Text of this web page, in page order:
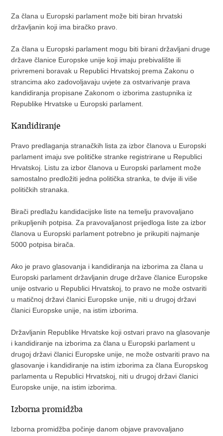
Za člana u Europski parlament može biti biran hrvatski
državljanin koji ima biračko pravo.
Za člana u Europski parlament mogu biti birani državljani druge
države članice Europske unije koji imaju prebivalište ili
privremeni boravak u Republici Hrvatskoj prema Zakonu o
strancima ako zadovoljavaju uvjete za ostvarivanje prava
kandidiranja propisane Zakonom o izborima zastupnika iz
Republike Hrvatske u Europski parlament.
Kandidiranje
Pravo predlaganja stranačkih lista za izbor članova u Europski
parlament imaju sve političke stranke registrirane u Republici
Hrvatskoj. Listu za izbor članova u Europski parlament može
samostalno predložiti jedna politička stranka, te dvije ili više
političkih stranaka.
Birači predlažu kandidacijske liste na temelju pravovaljano
prikupljenih potpisa. Za pravovaljanost prijedloga liste za izbor
članova u Europski parlament potrebno je prikupiti najmanje
5000 potpisa birača.
Ako je pravo glasovanja i kandidiranja na izborima za člana u
Europski parlament državljanin druge države članice Europske
unije ostvario u Republici Hrvatskoj, to pravo ne može ostvariti
u matičnoj državi članici Europske unije, niti u drugoj državi
članici Europske unije, na istim izborima.
Državljanin Republike Hrvatske koji ostvari pravo na glasovanje
i kandidiranje na izborima za člana u Europski parlament u
drugoj državi članici Europske unije, ne može ostvariti pravo na
glasovanje i kandidiranje na istim izborima za člana Europskog
parlamenta u Republici Hrvatskoj, niti u drugoj državi članici
Europske unije, na istim izborima.
Izborna promidžba
Izborna promidžba počinje danom objave pravovaljano